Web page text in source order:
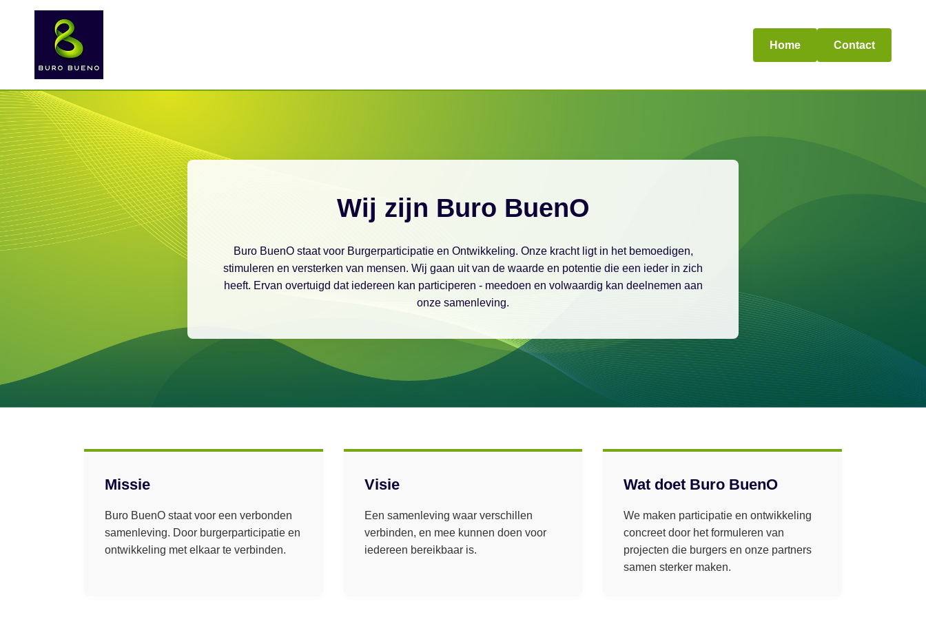
Home Contact
Wij zijn Buro BuenO
Buro BuenO staat voor Burgerparticipatie en Ontwikkeling. Onze kracht ligt in het bemoedigen,
stimuleren en versterken van mensen. Wij gaan uit van de waarde en potentie die een ieder in zich
heeft. Ervan overtuigd dat iedereen kan participeren - meedoen en volwaardig kan deelnemen aan
onze samenleving.
Missie
Buro BuenO staat voor een verbonden
samenleving. Door burgerparticipatie en
ontwikkeling met elkaar te verbinden.
Visie
Een samenleving waar verschillen
verbinden, en mee kunnen doen voor
iedereen bereikbaar is.
Wat doet Buro BuenO
We maken participatie en ontwikkeling
concreet door het formuleren van
projecten die burgers en onze partners
samen sterker maken.